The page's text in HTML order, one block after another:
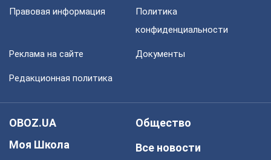
Правовая информация
Политика
конфиденциальности
Реклама на сайте Документы
Редакционная политика
OBOZ.UA
Моя Школа
Общество
Все новости